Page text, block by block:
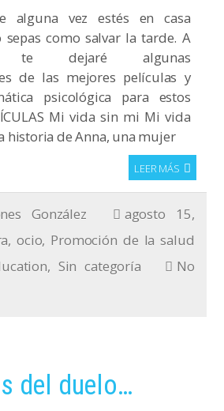
alguna vez estés en casa
como salvar la tarde. A
te dejaré algunas
de las mejores películas y
psicológica para estos
Mi vida sin mi Mi vida
historia de Anna, una mujer
LEER MÁS
González
agosto 15,
,ocio, Promoción de la salud
, Sin categoría
No
del duelo…